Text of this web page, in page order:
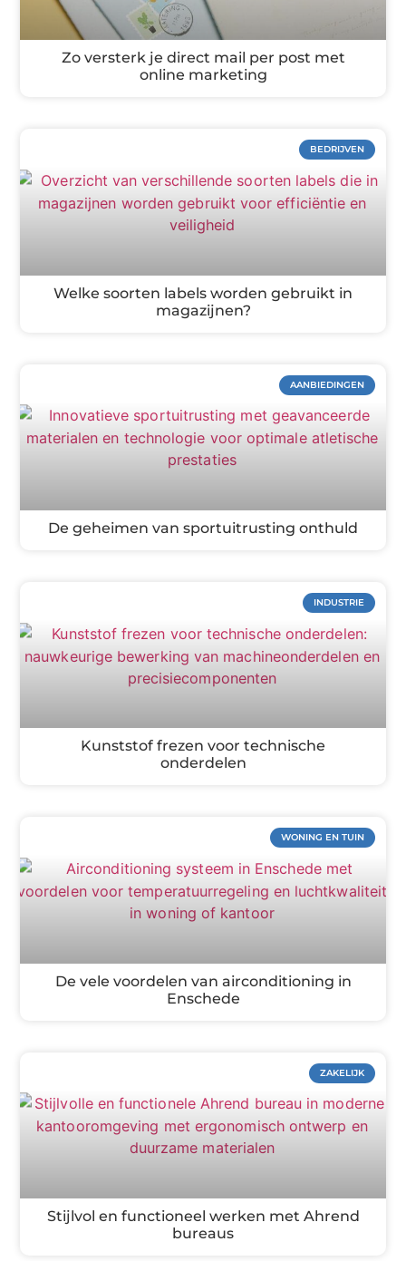
Zo versterk je direct mail per post met
online marketing
BEDRIJVEN
Welke soorten labels worden gebruikt in
magazijnen?
AANBIEDINGEN
De geheimen van sportuitrusting onthuld
INDUSTRIE
Kunststof frezen voor technische
onderdelen
WONING EN TUIN
De vele voordelen van airconditioning in
Enschede
ZAKELIJK
Stijlvol en functioneel werken met Ahrend
bureaus